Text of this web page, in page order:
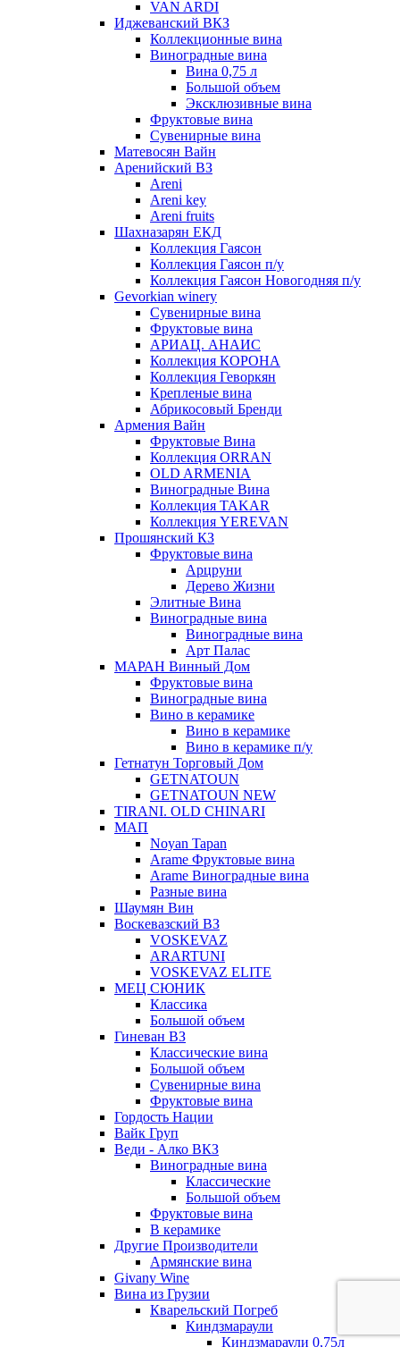
VAN ARDI
Иджеванский ВКЗ
Коллекционные вина
Виноградные вина
Вина 0,75 л
Большой объем
Эксклюзивные вина
Фруктовые вина
Cувенирные вина
Матевосян Вайн
Аренийский ВЗ
Areni
Areni key
Areni fruits
Шахназарян ЕКД
Коллекция Гаясон
Коллекция Гаясон п/у
Коллекция Гаясон Новогодняя п/у
Gevorkian winery
Сувенирные вина
Фруктовые вина
АРИАЦ. АНАИС
Коллекция КОРОНА
Коллекция Геворкян
Крепленые вина
Абрикосовый Бренди
Армения Вайн
Фруктовые Вина
Коллекция ORRAN
OLD ARMENIA
Виноградные Вина
Коллекция TAKAR
Коллекция YEREVAN
Прошянский КЗ
Фруктовые вина
Арцруни
Дерево Жизни
Элитные Вина
Виноградные вина
Виноградные вина
Арт Палас
МАРАН Винный Дом
Фруктовые вина
Виноградные вина
Вино в керамике
Вино в керамике
Вино в керамике п/у
Гетнатун Торговый Дом
GETNATOUN
GETNATOUN NEW
TIRANI. OLD CHINARI
МАП
Noyan Tapan
Arame Фруктовые вина
Arame Виноградные вина
Разные вина
Шаумян Вин
Воскевазский ВЗ
VOSKEVAZ
ARARTUNI
VOSKEVAZ ELITE
МЕЦ СЮНИК
Классика
Большой объем
Гиневан ВЗ
Классические вина
Большой объем
Сувенирные вина
Фруктовые вина
Гордость Нации
Вайк Груп
Веди - Алко ВКЗ
Виноградные вина
Классические
Большой объем
Фруктовые вина
В керамике
Другие Производители
Армянские вина
Givany Wine
Вина из Грузии
Кварельский Погреб
Киндзмараули
Киндзмараули 0,75л